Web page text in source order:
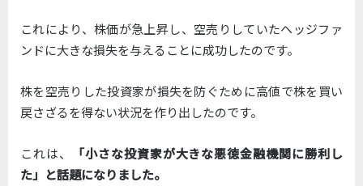
これにより、株価が急上昇し、 空売りしていたヘッジファ
ンドに大きな損失を与えることに成功したのです。
株を空売りした投資家が損失を防ぐために高値で株を買い
戻さざるを得ない状況を作り出したのです。
これは、 「小さな投資家が大きな悪徳金融機関に勝利し
た」と話題になりました。